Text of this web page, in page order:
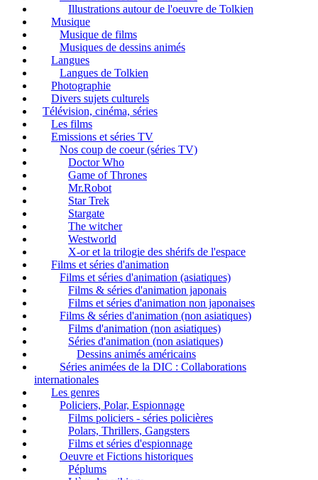
Illustrations autour de l'oeuvre de Tolkien
Musique
Musique de films
Musiques de dessins animés
Langues
Langues de Tolkien
Photographie
Divers sujets culturels
Télévision, cinéma, séries
Les films
Emissions et séries TV
Nos coup de coeur (séries TV)
Doctor Who
Game of Thrones
Mr.Robot
Star Trek
Stargate
The witcher
Westworld
X-or et la trilogie des shérifs de l'espace
Films et séries d'animation
Films et séries d'animation (asiatiques)
Films & séries d'animation japonais
Films et séries d'animation non japonaises
Films & séries d'animation (non asiatiques)
Films d'animation (non asiatiques)
Séries d'animation (non asiatiques)
Dessins animés américains
Séries animées de la DIC : Collaborations
internationales
Les genres
Policiers, Polar, Espionnage
Films policiers - séries policières
Polars, Thrillers, Gangsters
Films et séries d'espionnage
Oeuvre et Fictions historiques
Péplums